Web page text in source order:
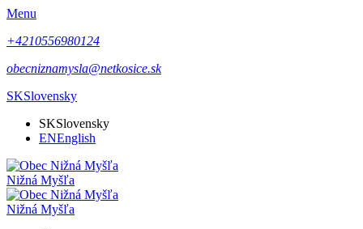
Menu
+4210556980124
obecniznamysla@netkosice.sk
SKSlovensky
SKSlovensky
ENEnglish
Nižná Myšľa
Nižná Myšľa